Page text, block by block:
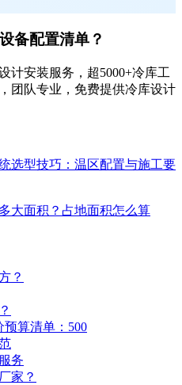
备配置清单？
计安装服务，超5000+冷库工
团队专业，免费提供冷库设计
选型技巧：温区配置与施工要
大面积？占地面积怎么算
？
预算清单：500
务
家？